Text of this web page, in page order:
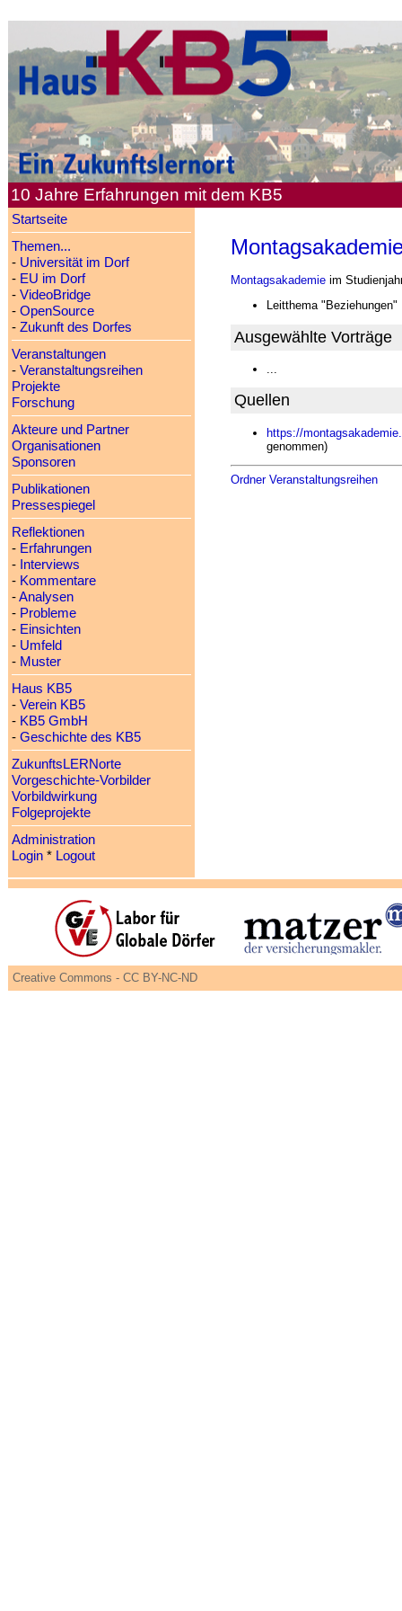
10 Jahre Erfahrungen mit dem KB5
Startseite
Themen...
- Universität im Dorf
- EU im Dorf
- VideoBridge
- OpenSource
- Zukunft des Dorfes
Veranstaltungen
- Veranstaltungsreihen
Projekte
Forschung
Akteure und Partner
Organisationen
Sponsoren
Publikationen
Pressespiegel
Reflektionen
- Erfahrungen
- Interviews
- Kommentare
-Analysen
- Probleme
- Einsichten
- Umfeld
- Muster
Haus KB5
- Verein KB5
- KB5 GmbH
- Geschichte des KB5
ZukunftsLERNorte
Vorgeschichte-Vorbilder
Vorbildwirkung
Folgeprojekte
Administration
Login* Logout
Montagsakademieim
Leitthema "Beziehungen"
Ausgewählte Vorträge
Quellen
https://
genommen)
Ordner Veranstaltungsreihen
Creative Commons - CC BY-NC-ND